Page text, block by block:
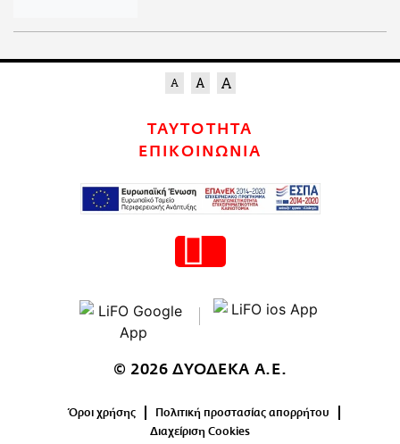
ΤΑΥΤΟΤΗΤΑ
ΕΠΙΚΟΙΝΩΝΙΑ
© 2026 ΔΥΟΔΕΚΑ Α.Ε.
Όροι χρήσης
Πολιτική προστασίας απορρήτου
Διαχείριση Cookies